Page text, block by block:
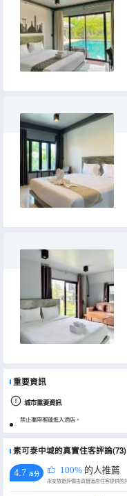
重要資訊
城市重要資訊
禁止攜帶榴蓮進入酒店。
素可泰中城的真實住客評論(73)
4.7 /5分 100% 的人推薦